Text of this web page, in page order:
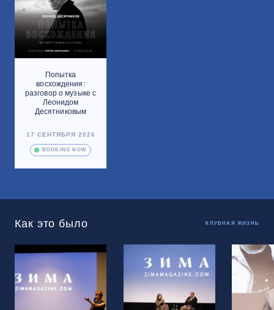
Попытка
восхождения:
разговор о музыке с
Леонидом
Десятниковым
17 СЕНТЯБРЯ 2026
BOOKING NOW
Как это было КЛУБНАЯ ЖИЗНЬ